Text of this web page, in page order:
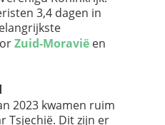
3,4 dagen in
Zuid-Moravië en
2023 kwamen ruim
Tsjechië. Dit zijn er